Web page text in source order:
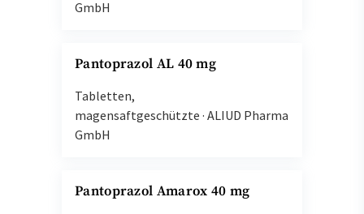
GmbH
Pantoprazol AL 40 mg
Tabletten,
magensaftgeschützte · ALIUD Pharma
GmbH
Pantoprazol Amarox 40 mg